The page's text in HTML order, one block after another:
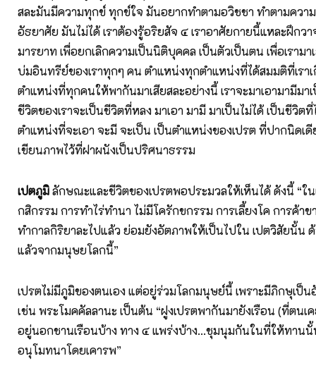
สละมันมีความทุกข์ ทุกข์ใจ มันอยากทำตามอวิชชา ทำตามควา
อัธยาศัย มันไม่ได้ เราต้องรู้อริยสัจ ๔ เราอาศัยกายนี้แหละฝึกว
มารยาท เพื่อยกเลิกความเป็นนิติบุคคล เป็นตัวเป็นตน เพื่อเรามา
บ่มอินทรีย์ของเราทุกๆ คน ตำแหน่งทุกตำแหน่งที่ได้สมมติที่เราเ
ตำแหน่งที่ทุกคนให้พากันมาเสียสละอย่างนี้ เราจะมาเอามามีมา
ชีวิตของเราจะเป็นชีวิตที่หลง มาเอา มามี มาเป็นไม่ได้ เป็นชีวิต
ตำแหน่งที่จะเอา จะมี จะเป็น เป็นตำแหน่งของเปรต ที่ปากนิดเ
เขียนภาพไว้ที่ฝาผนังเป็นปริศนาธรรม
เปตภูมิลักษณะและชีวิตของเปรตพอประมวลให้เห็นได้ ดังนี้ “ใ
กสิกรรม การทำไร่ทำนา ไม่มีโครักขกรรม การเลี้ยงโค การค้าข
ทำกาลกิริยาละไปแล้ว ย่อมยังอัตภาพให้เป็นไปใน เปตวิสัยนั้น
แล้วจากมนุษยโลกนี้”
เปรตไม่มีภูมิของตนเอง แต่อยู่ร่วมโลกมนุษย์นี้ เพราะมีภิกษุเป็
เช่น พระโมคคัลลานะ เป็นต้น “ฝูงเปรตพากันมายังเรือน (ที่ตน
อยู่นอกชานเรือนบ้าง ทาง ๔ แพร่งบ้าง...ชุมนุมกันในที่ให้ทาน
อนุโมทนาโดยเคารพ”